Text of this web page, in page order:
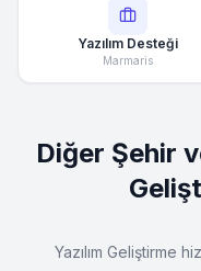
Yazılım Desteği
Marmaris
Diğer Şehir
Yazılım Geliştirme